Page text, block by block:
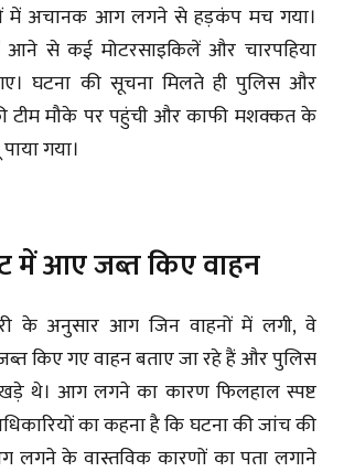
में अचानक आग लगने से हड़कंप मच गया।
से कई मोटरसाइकिलें और चारपहिया
घटना की सूचना मिलते ही पुलिस और
टीम मौके पर पहुंची और काफी मशक्कत के
गया।
आए जब्त किए वाहन
के अनुसार आग जिन वाहनों में लगी, वे
जब्त किए गए वाहन बताए जा रहे हैं और पुलिस
थे। आग लगने का कारण फिलहाल स्पष्ट
का कहना है कि घटना की जांच की
लगने के वास्तविक कारणों का पता लगाने